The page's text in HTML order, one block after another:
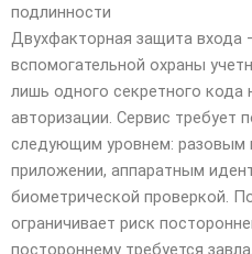
подлинности
Двухфакторная защита входа
вспомогательной охраны
лишь одного секретного кода
авторизации. Сервис
следующим уровнем: разовым
приложении, аппаратным
биометрической проверкой.
ограничивает риск
постороннему требуется